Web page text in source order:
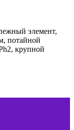
элемент,
потайной
крупной